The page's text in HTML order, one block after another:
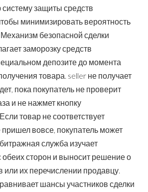
защиты средств
минимизировать вероятность
безопасной сделки
заморозку средств
депозите до момента
товара. seller не получает
пока покупатель не проверит
и не нажмет кнопку
товар не соответствует
вовсе, покупатель может
служба изучает
обеих сторон и выносит решение о
или их перечислении продавцу.
шансы участников сделки